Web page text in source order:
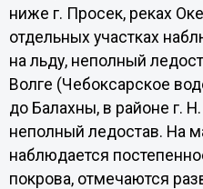
ниже г. Просек, реках
отдельных участках
на льду, неполный
Волге (Чебоксарское
до Балахны, в районе г.
неполный ледостав. На
наблюдается
покрова, отмечаются